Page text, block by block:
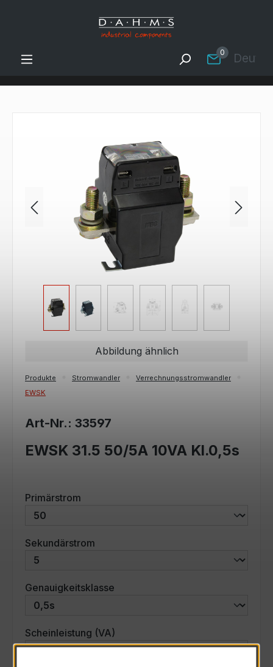
Zum Hauptinhalt springen
0
Bildergalerie überspringen
Abbildung ähnlich
Produkte Stromwandler
Verrechnungsstromwandler
EWSK
Art-Nr.: 33597
EWSK 31.5 50/5A 10VA Kl.0,5s
Primärstrom
Sekundärstrom
Genauigkeitsklasse
Scheinleistung (VA)